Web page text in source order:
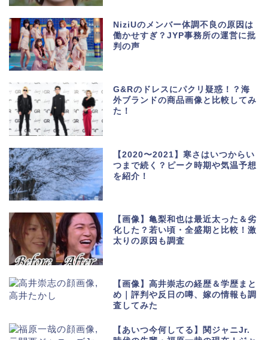
NiziUのメンバー体調不良の原因は
働かせすぎ？JYP事務所の運営に批
判の声
G&Rのドレスにパクリ疑惑！？海
外ブランドの商品画像と比較してみ
た！
【2020〜2021】寒さはいつからい
つまで続く？ピーク時期や気温予想
を紹介！
【画像】亀梨和也は最近太った＆劣
化した？若い頃・全盛期と比較！激
太りの原因も調査
【画像】高井崇志の経歴＆学歴まと
め｜評判や反日の噂、嫁の情報も調
査してみた
【あいつ今何してる】関ジャニJr.